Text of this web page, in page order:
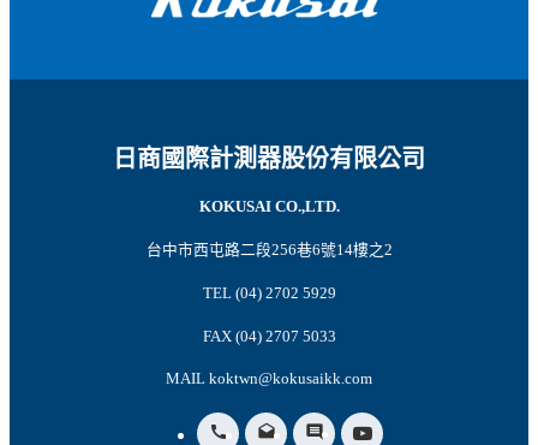
日商國際計測器股份有限公司
KOKUSAI CO.,LTD.
台中市西屯路二段256巷6號14樓之2
TEL (04) 2702 5929
FAX (04) 2707 5033
MAIL koktwn@kokusaikk.com
call drafts insert_comment